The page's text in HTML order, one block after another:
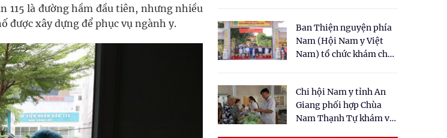
115 là đường hầm đầu tiên, nhưng nhiều
được xây dựng để phục vụ ngành y.
Ban Thiện nguyện phía
Nam (Hội Nam y Việt
Nam) tổ chức khám chữa
dân tại xã Tân Tập
Chi hội Nam y tỉnh An
Giang phối hợp Chùa
Nam Thạnh Tự khám và